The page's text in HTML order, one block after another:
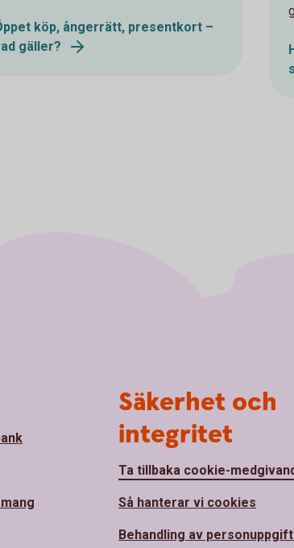
köp, ångerrätt, presentkort –
gäller?
Säkerhet och
integritet
Ta tillbaka cookie-
Så hanterar vi cookies
Behandling av